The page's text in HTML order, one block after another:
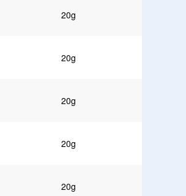
20g
20g
20g
20g
20g